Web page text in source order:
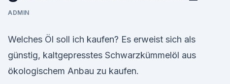
ADMIN
Welches Öl soll ich kaufen? Es erweist sich als
günstig, kaltgepresstes Schwarzkümmelöl aus
ökologischem Anbau zu kaufen.